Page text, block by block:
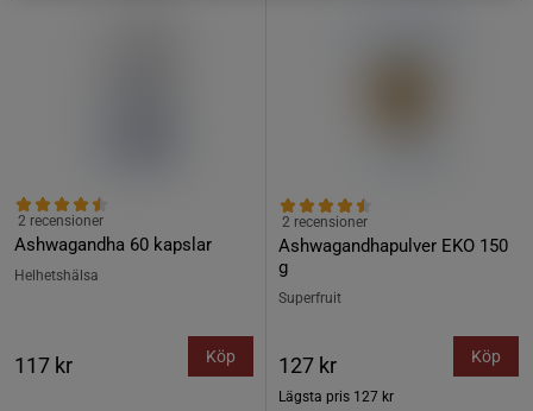
Ashwagandha 60 kapslar
2 recensioner
Helhetshälsa
117 kr Köp
Ashwagandhapulver EKO 150
g
2 recensioner
Superfruit
127 kr
Lägsta pris 127 kr
Köp